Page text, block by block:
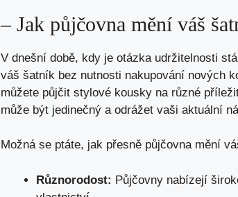
– Jak půjčovna mění váš
V dnešní době, kdy je otázka udržitelnosti
váš šatník bez nutnosti nakupování nových
můžete půjčit stylové kousky na různé
může být jedinečný a odrážet vaši aktuální
Možná se ptáte, jak přesně půjčovna mění
Různorodost: Půjčovny nabízejí